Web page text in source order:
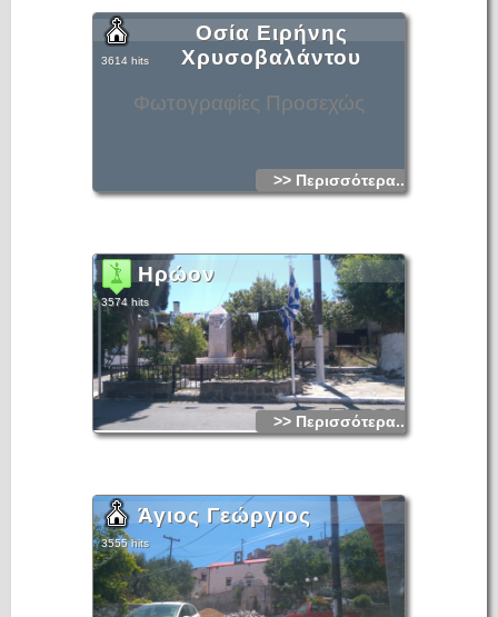
Φωτογραφίες Προσεχώς
Οσία Ειρήνης
Χρυσοβαλάντου
3614 hits
>> Περισσότερα...
Ηρώον
3574 hits
>> Περισσότερα...
Άγιος Γεώργιος
3555 hits